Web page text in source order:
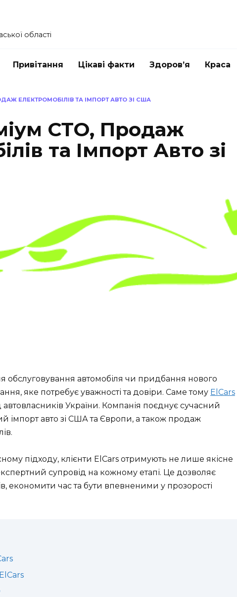
області
Привітання Цікаві факти Здоров’я Краса
ЕЛЕКТРОМОБІЛІВ ТА ІМПОРТ АВТО ЗІ США
СТО, Продаж
та Імпорт Авто зі
обслуговування автомобіля чи придбання нового
яке потребує уважності та довіри. Саме тому ElCars
України. Компанія поєднує сучасний
імпорт авто зі США та Європи, а також продаж
підходу, клієнти ElCars отримують не лише якісне
супровід на кожному етапі. Це дозволяє
економити час та бути впевненими у прозорості